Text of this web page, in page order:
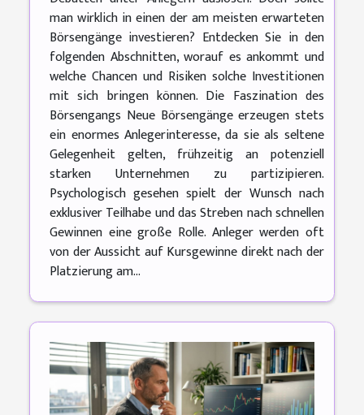
man wirklich in einen der am meisten erwarteten
Börsengänge investieren? Entdecken Sie in den
folgenden Abschnitten, worauf es ankommt und
welche Chancen und Risiken solche Investitionen
mit sich bringen können. Die Faszination des
Börsengangs Neue Börsengänge erzeugen stets
ein enormes Anlegerinteresse, da sie als seltene
Gelegenheit gelten, frühzeitig an potenziell
starken Unternehmen zu partizipieren.
Psychologisch gesehen spielt der Wunsch nach
exklusiver Teilhabe und das Streben nach schnellen
Gewinnen eine große Rolle. Anleger werden oft
von der Aussicht auf Kursgewinne direkt nach der
Platzierung am...